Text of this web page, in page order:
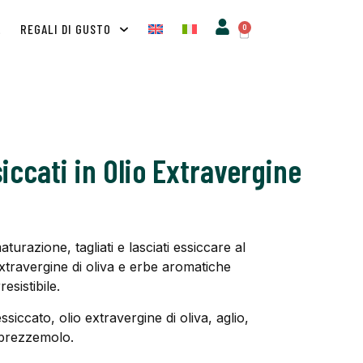
REGALI DI GUSTO 0
in Olio Extravergine
tagliati e lasciati essiccare al
di oliva e erbe aromatiche
olio extravergine di oliva, aglio,